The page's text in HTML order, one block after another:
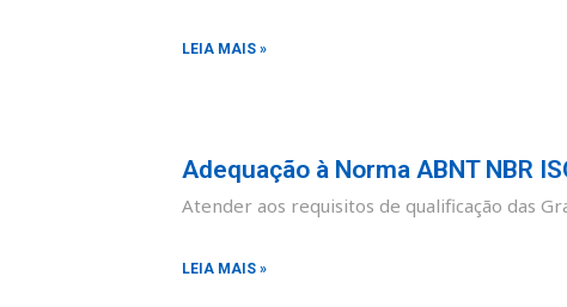
LEIA MAIS »
Adequação à Norma ABNT NBR
Atender aos requisitos de qualificação das
LEIA MAIS »